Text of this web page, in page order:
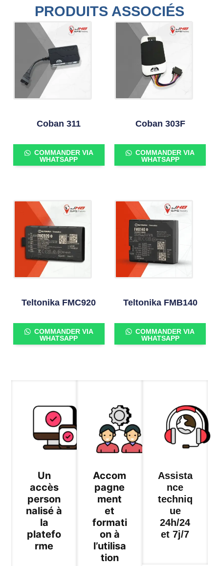
PRODUITS ASSOCIÉS
Coban 311
COMMANDER VIA
WHATSAPP
Coban 303F
COMMANDER VIA
WHATSAPP
Teltonika FMC920
COMMANDER VIA
WHATSAPP
Teltonika FMB140
COMMANDER VIA
WHATSAPP
Un
accès
person
nalisé à
la
platefo
rme
Accom
pagne
ment
et
formati
on à
l’utilisa
tion
Assista
nce
techniq
ue
24h/24
et 7j/7